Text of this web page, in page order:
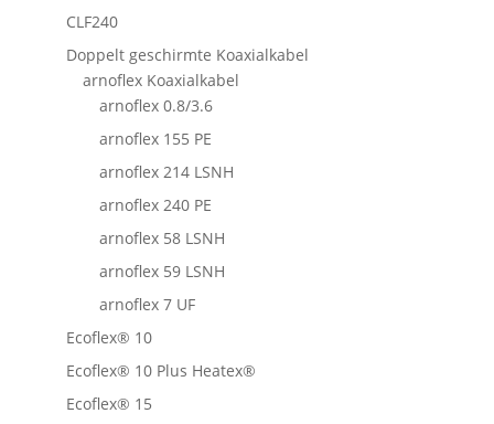
CLF240
Doppelt geschirmte Koaxialkabel
arnoflex Koaxialkabel
arnoflex 0.8/3.6
arnoflex 155 PE
arnoflex 214 LSNH
arnoflex 240 PE
arnoflex 58 LSNH
arnoflex 59 LSNH
arnoflex 7 UF
Ecoflex® 10
Ecoflex® 10 Plus Heatex®
Ecoflex® 15